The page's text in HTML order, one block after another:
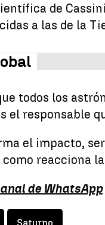
de
a las de la
todos los
el responsable
el impacto,
reacciona
de WhatsApp
Saturno